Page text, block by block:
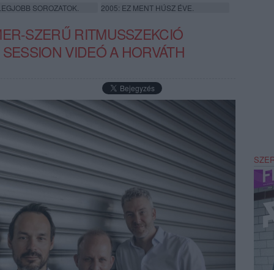
SOROZATOK. 2005: EZ MENT HÚSZ ÉVE.
SZERŰ RITMUSSZEKCIÓ
VIDEÓ A HORVÁTH